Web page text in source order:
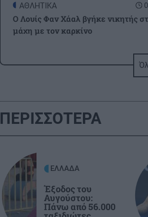
ΑΘΛΗΤΙΚΑ
O Λουίς Φαν Χάαλ βγήκε νικητής
μάχη με τον καρκίνο
Ρωσικοί βομβαρδισμοί στο Κίεβο:
ΑΘΛΗΤΙΚΑ
ΑΘΛΗΤΙΚΑ
Κύπελλο Ελλάδας: Το πρόγραμμα
2ου προκριματικού γύρου
ΠΕΡΙΣΣΟΤΕΡΑ
ΕΛΛΑΔΑ
Έξοδος του
Αυγούστου:
Πάνω από 56.000